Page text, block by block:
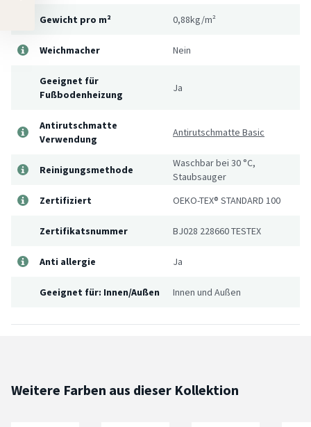
Gewicht pro m² 0,88kg/m²
Weichmacher Nein
Geeignet für
Fußbodenheizung
Ja
Antirutschmatte
Verwendung
Antirutschmatte Basic
Reinigungsmethode
Waschbar bei 30 °C,
Staubsauger
Zertifiziert
OEKO-TEX® STANDARD 100
Zertifikatsnummer BJ028 228660 TESTEX
Anti allergie Ja
Geeignet für: Innen/Außen Innen und Außen
Weitere Farben aus dieser Kollektion